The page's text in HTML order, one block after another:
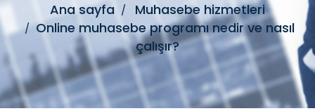
Ana sayfa
Muhasebe hizmetleri
Online muhasebe programı nedir ve nasıl
çalışır?